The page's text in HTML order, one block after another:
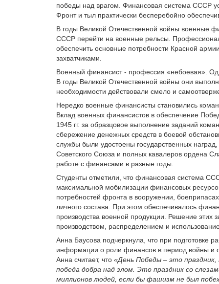
победы над врагом. Финансовая система СССР
Фронт и тыл практически бесперебойно
В годы Великой Отечественной войны военные
СССР перейти на военные рельсы.
обеспечить основные потребности Красной
захватчиками.
Военный финансист - профессия «небоевая».
В годы Великой Отечественной войны они
необходимости действовали смело и
Нередко военные финансисты становились
Вклад военных финансистов в обеспечение
1945 гг. за образцовое выполнение заданий
сбережение денежных средств в боевой
службы были удостоены государственных
Советского Союза и полных кавалеров ордена
работе с финансами в разные годы.
Студенты отметили, что финансовая система
максимальной мобилизации финансовых
потребностей фронта в вооружении,
личного состава. При этом обеспечивалось
производства военной продукции. Решение этих
производством, распределением и
Анна Баусова подчеркнула, что при подготовке
информации о роли финансов в период войны и
Анна считает, что «День Победы – это
победа добра над злом. Это праздник со
миллионов людей, если бы фашизм не был